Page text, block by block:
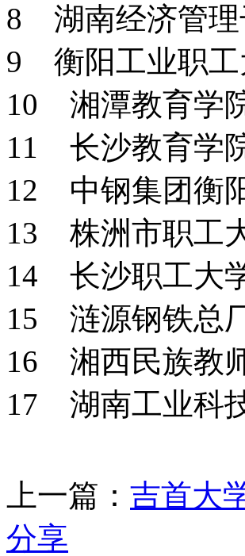
8 湖南经济管
9 衡阳工业职
10 湘潭教育学
11 长沙教育学
12 中钢集团衡
13 株洲市职工
14 长沙职工大
15 涟源钢铁总
16 湘西民族教
17 湖南工业科
上一篇： 吉首大
分享